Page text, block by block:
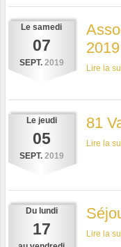
Le samedi
07
SEPT. 2019
2019
Lire la
Le jeudi
05
SEPT. 2019
81
Lire la
Du lundi
17 Lire la